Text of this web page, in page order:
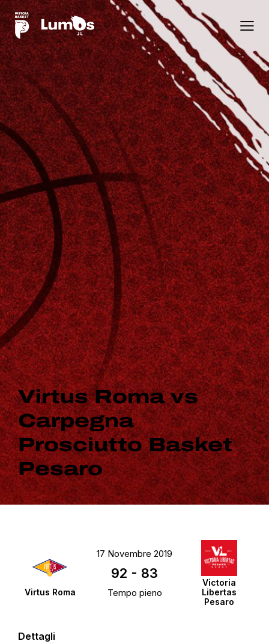
Virtus Roma vs
Carpegna
Prosciutto Basket
Pesaro
Virtus Roma
Victoria
Libertas
Pesaro
17 Novembre 2019
92 - 83
Tempo pieno
Dettagli